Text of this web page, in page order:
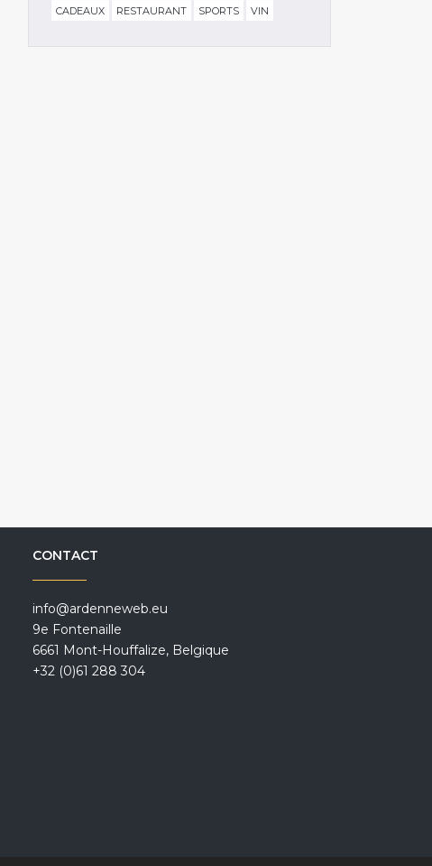
CADEAUX
RESTAURANT SPORTS VIN
CONTACT
info@ardenneweb.eu
9e Fontenaille
6661 Mont-Houffalize, Belgique
+32 (0)61 288 304